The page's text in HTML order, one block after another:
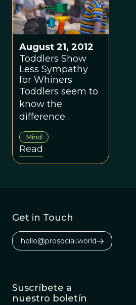
August 21, 2012
Toddlers Show
Less Sympathy
for Whiners
Toddlers seem to
know the
difference
between a whiner
and somebody
who is justifiably
upset.
Mind
Read
Get in Touch
hello@prosocial.world
Suscríbete a
nuestro boletín